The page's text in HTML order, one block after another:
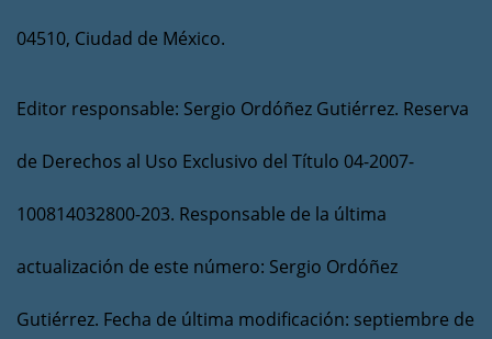
04510, Ciudad de México.
Editor responsable: Sergio Ordóñez Gutiérrez. Reserva
de Derechos al Uso Exclusivo del Título 04-2007-
100814032800-203. Responsable de la última
actualización de este número: Sergio Ordóñez
Gutiérrez. Fecha de última modificación: septiembre de